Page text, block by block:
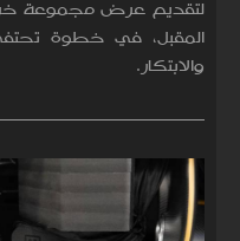
المقبل، في خطوة تحتفي
والابتكار.